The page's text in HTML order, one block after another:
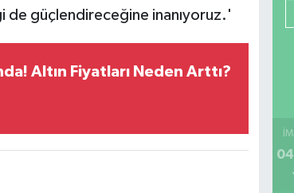
güçlendireceğine inanıyoruz.'
Altın Fiyatları Neden Arttı?